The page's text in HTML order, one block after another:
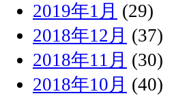
2019年1月 (29)
2018年12月 (37)
2018年11月 (30)
2018年10月 (40)